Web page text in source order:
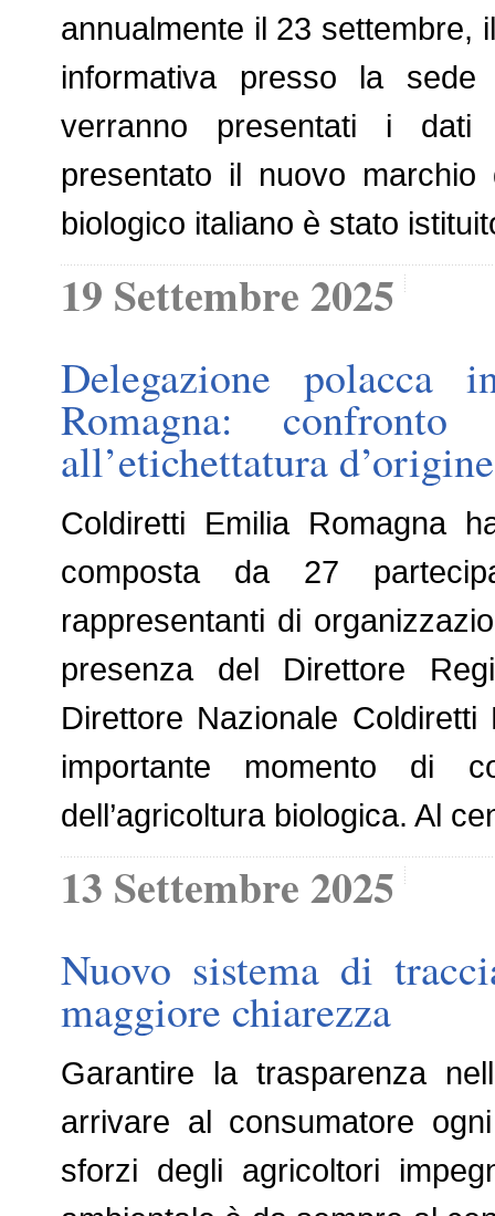
annualmente il 23 settembre,
informativa presso la
verranno presentati i
presentato il nuovo
biologico italiano è stato
19 Settembre 2025
Delegazione
Romagna:
all’etichettatura d’origine
Coldiretti Emilia Romagna
composta da 27
rappresentanti di
presenza del Direttore
Direttore Nazionale
importante momento di
dell’agricoltura biologica. Al
13 Settembre 2025
Nuovo sistema di
maggiore chiarezza
Garantire la trasparenza
arrivare al consumatore
sforzi degli agricoltori